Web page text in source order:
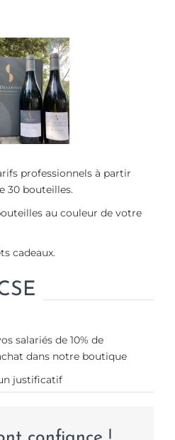
professionnels à partir
30 bouteilles.
au couleur de votre
cadeaux.
salariés de 10% de
dans notre boutique
justificatif